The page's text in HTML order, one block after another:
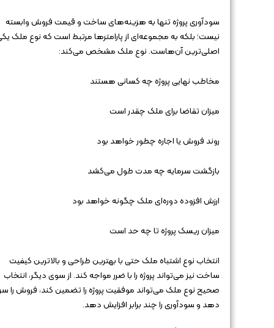
سودآوری پروژه تنها به هزینه‌های ساخت و قیمت فروش وابسته
نیست؛ بلکه به مجموعه‌ای از پارامترها مرتبط است که نوع ملک
اصلی‌ترین آن‌هاست. نوع ملک مشخص می‌کند:
مخاطب نهایی پروژه چه کسانی هستند
میزان تقاضا برای ملک چقدر است
روند فروش یا اجاره چطور خواهد بود
بازگشت سرمایه چه مدت طول می‌کشد
ارزش افزوده دوره‌ای ملک چگونه خواهد بود
میزان ریسک پروژه تا چه حد است
انتخاب نوع اشتباه ملک حتی با بهترین طراحی و بالاترین کیفیت
ساخت نیز می‌تواند پروژه را با ضرر مواجه کند. از سوی دیگر، انتخاب
صحیح نوع ملک می‌تواند موفقیت پروژه را تضمین کند، فروش را
دهد و سودآوری را چند برابر افزایش دهد.